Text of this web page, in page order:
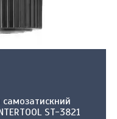
ST-3821